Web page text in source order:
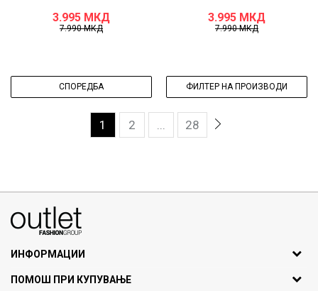
3.995 МКД
7.990МКД
3.995 МКД
7.990МКД
СПОРЕДБА ФИЛТЕР НА ПРОИЗВОДИ
1 2 ... 28
ИНФОРМАЦИИ
За нас
ПОМОШ ПРИ КУПУВАЊЕ